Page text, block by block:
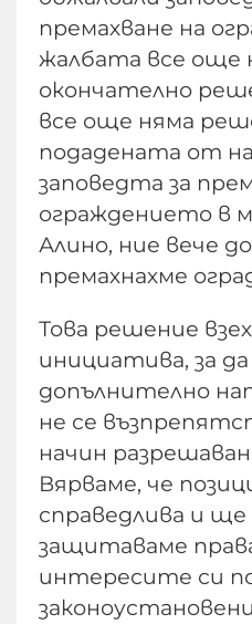
премахване на
жалбата все още
окончателно
все още няма
подадената от
заповедта за
ограждението в
Алино, ние вече
премахнахме
Това решение
инициатива, за да
допълнително
не се
начин
Вярваме, че
справедлива и
защитаваме
интересите си